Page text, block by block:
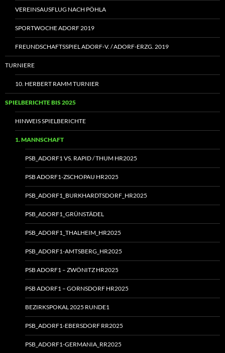
VEREINSAUSFLUG NACH PÖHLA
SPORTWOCHE ADORF 2019
FREUNDSCHAFTSSPIEL ADORF‑V. / ADORF-ERZG. 2019
TURNIERE
10. HERBERT RAMM TURNIER
SPIELBERICHTE BIS 2025
HINWEIS SPIELBERICHTE
1. MANNSCHAFT
PSB_ADORF1 VS. RAPID / THUM HR2025
PSB ADORF1-ZSCHOPAU HR2025
PSB_ADORF1_BURKHARDTSDORF_HR2025
PSB_ADORF1_GRÜNSTÄDEL
PSB_ADORF1_THALHEIM_HR2025
PSB_ADORF1-AMTSBERG_HR2025
PSB ADORF1 – ZWÖNITZ HR2025
PSB ADORF1 – GORNSDORF HR2025
BEZIRKSPOKAL 2025 RUNDE1
PSB_ADORF1-EBERSDORF RR2025
PSB_ADORF1-GERMANIA_RR2025